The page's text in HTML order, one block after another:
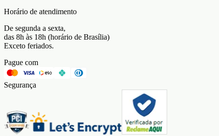
Horário de atendimento
De segunda a sexta,
das 8h às 18h (horário de Brasília)
Exceto feriados.
Pague com
Segurança